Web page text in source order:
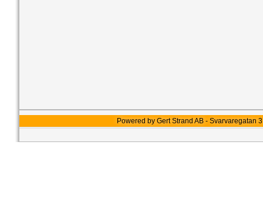
Powered by Gert Strand AB -